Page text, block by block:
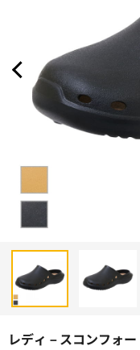
レディ－スコンフォ